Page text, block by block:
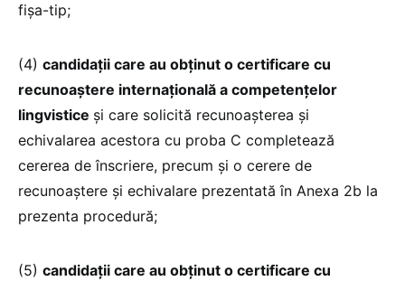
fișa-tip;
(4) candidații care au obținut o certificare cu
recunoaștere internațională a competențelor
lingvistice și care solicită recunoașterea și
echivalarea acestora cu proba C completează
cererea de înscriere, precum și o cerere de
recunoaștere și echivalare prezentată în Anexa 2b la
prezenta procedură;
(5) candidații care au obținut o certificare cu